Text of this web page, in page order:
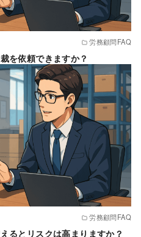
労務顧問FAQ
を依頼できますか？
労務顧問FAQ
るとリスクは高まりますか？